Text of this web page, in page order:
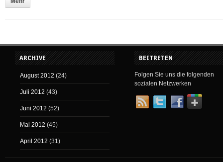
ARCHIVE
August 2012 (24)
Juli 2012 (43)
Juni 2012 (52)
Mai 2012 (45)
April 2012 (31)
BEITRETEN
Folgen Sie uns die folgenden
sozialen Netzwerken